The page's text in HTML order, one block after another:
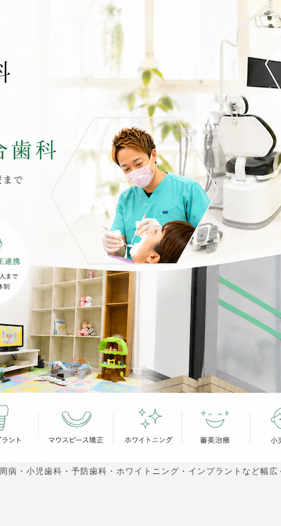
病・小児歯科・予防歯科・ホワイトニング・インプラントなど幅